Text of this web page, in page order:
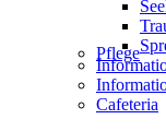
Pflege
Cafeteria